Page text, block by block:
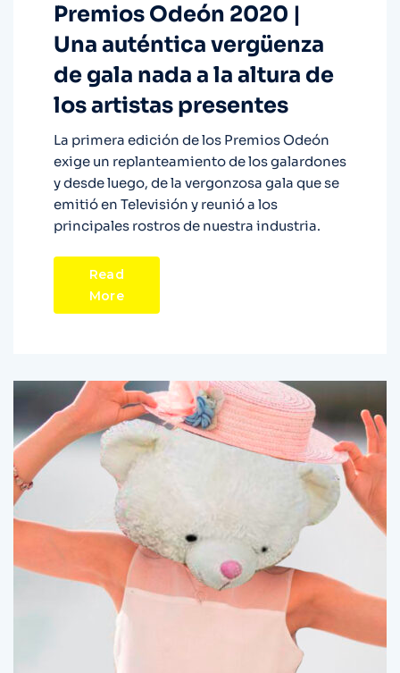
Premios Odeón 2020 |
Una auténtica vergüenza
de gala nada a la altura de
los artistas presentes
La primera edición de los Premios Odeón
exige un replanteamiento de los galardones
y desde luego, de la vergonzosa gala que se
emitió en Televisión y reunió a los
principales rostros de nuestra industria.
Read
More